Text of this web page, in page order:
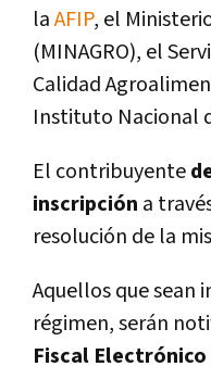
laAFIP, el
(MINAGRO), el
Calidad
Instituto Nacional
El contribuyente
inscripción a
resolución de la
Aquellos que sean
régimen, serán
Fiscal Electrónico